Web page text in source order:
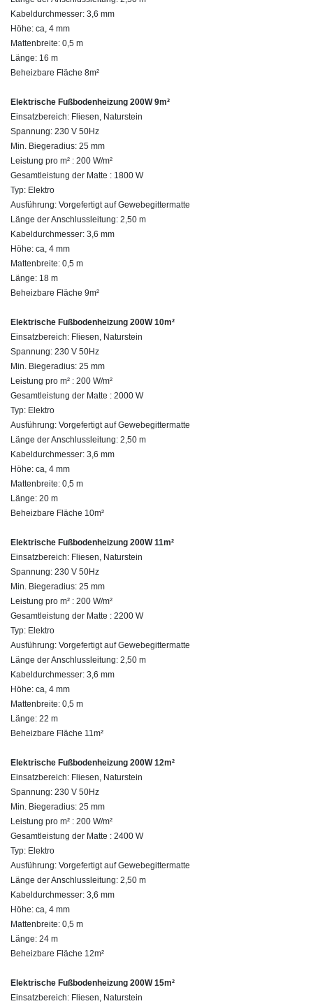
Kabeldurchmesser: 3,6 mm
Höhe: ca, 4 mm
Mattenbreite: 0,5 m
Länge: 16 m
Beheizbare Fläche 8m²
Elektrische Fußbodenheizung 200W 9m²
Einsatzbereich: Fliesen, Naturstein
Spannung: 230 V 50Hz
Min. Biegeradius: 25 mm
Leistung pro m² : 200 W/m²
Gesamtleistung der Matte : 1800 W
Typ: Elektro
Ausführung: Vorgefertigt auf Gewebegittermatte
Länge der Anschlussleitung: 2,50 m
Kabeldurchmesser: 3,6 mm
Höhe: ca, 4 mm
Mattenbreite: 0,5 m
Länge: 18 m
Beheizbare Fläche 9m²
Elektrische Fußbodenheizung 200W 10m²
Einsatzbereich: Fliesen, Naturstein
Spannung: 230 V 50Hz
Min. Biegeradius: 25 mm
Leistung pro m² : 200 W/m²
Gesamtleistung der Matte : 2000 W
Typ: Elektro
Ausführung: Vorgefertigt auf Gewebegittermatte
Länge der Anschlussleitung: 2,50 m
Kabeldurchmesser: 3,6 mm
Höhe: ca, 4 mm
Mattenbreite: 0,5 m
Länge: 20 m
Beheizbare Fläche 10m²
Elektrische Fußbodenheizung 200W 11m²
Einsatzbereich: Fliesen, Naturstein
Spannung: 230 V 50Hz
Min. Biegeradius: 25 mm
Leistung pro m² : 200 W/m²
Gesamtleistung der Matte : 2200 W
Typ: Elektro
Ausführung: Vorgefertigt auf Gewebegittermatte
Länge der Anschlussleitung: 2,50 m
Kabeldurchmesser: 3,6 mm
Höhe: ca, 4 mm
Mattenbreite: 0,5 m
Länge: 22 m
Beheizbare Fläche 11m²
Elektrische Fußbodenheizung 200W 12m²
Einsatzbereich: Fliesen, Naturstein
Spannung: 230 V 50Hz
Min. Biegeradius: 25 mm
Leistung pro m² : 200 W/m²
Gesamtleistung der Matte : 2400 W
Typ: Elektro
Ausführung: Vorgefertigt auf Gewebegittermatte
Länge der Anschlussleitung: 2,50 m
Kabeldurchmesser: 3,6 mm
Höhe: ca, 4 mm
Mattenbreite: 0,5 m
Länge: 24 m
Beheizbare Fläche 12m²
Elektrische Fußbodenheizung 200W 15m²
Einsatzbereich: Fliesen, Naturstein